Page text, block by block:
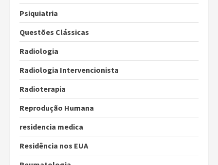
Psiquiatria
Questões Clássicas
Radiologia
Radiologia Intervencionista
Radioterapia
Reprodução Humana
residencia medica
Residência nos EUA